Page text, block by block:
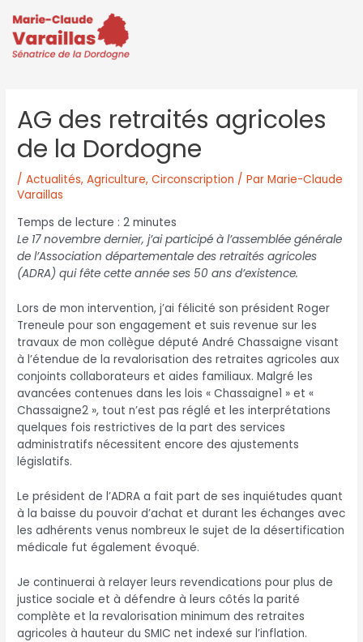
AG des retraités agricoles
de la Dordogne
/Actualités,Agriculture,Circonscription / ParMarie-Claude
Varaillas
Temps de lecture :2 minutes
Le 17 novembre dernier, j’ai participé à l’assemblée générale
de l’Association départementale des retraités agricoles
(ADRA) qui fête cette année ses 50 ans d’existence.
Lors de mon intervention, j’ai félicité son président Roger
Treneule pour son engagement et suis revenue sur les
travaux de mon collègue député André Chassaigne visant
à l’étendue de la revalorisation des retraites agricoles aux
conjoints collaborateurs et aides familiaux. Malgré les
avancées contenues dans les lois « Chassaigne1 » et «
Chassaigne2 », tout n’est pas réglé et les interprétations
quelques fois restrictives de la part des services
administratifs nécessitent encore des ajustements
législatifs.
Le président de l’ADRA a fait part de ses inquiétudes quant
à la baisse du pouvoir d’achat et durant les échanges avec
les adhérents venus nombreux le sujet de la désertification
médicale fut également évoqué.
Je continuerai à relayer leurs revendications pour plus de
justice sociale et à défendre à leurs côtés la parité
complète et la revalorisation minimum des retraites
agricoles à hauteur du SMIC net indexé sur l’inflation.